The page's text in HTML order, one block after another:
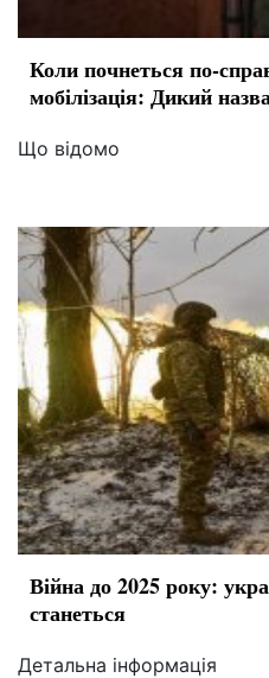
Коли почнеться по-
мобілізація: Дикий
Що відомо
Війна до 2025 року:
станеться
Детальна інформація